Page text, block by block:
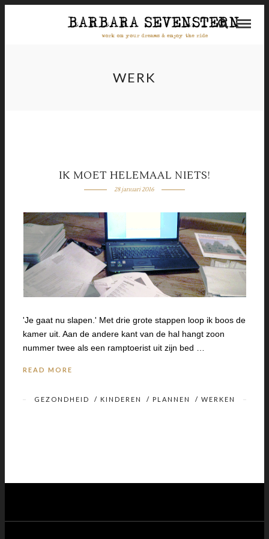
WERK
IK MOET HELEMAAL NIETS!
28 januari 2016
'Je gaat nu slapen.' Met drie grote stappen loop ik boos de
kamer uit. Aan de andere kant van de hal hangt zoon
nummer twee als een ramptoerist uit zijn bed …
READ MORE
GEZONDHEID / KINDEREN / PLANNEN / WERKEN